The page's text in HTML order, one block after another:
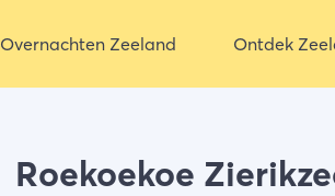
Overnachten Zeeland Ontdek
Roekoekoe